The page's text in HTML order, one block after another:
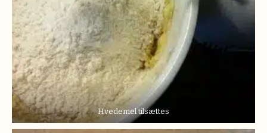
Hvedemel tilsættes